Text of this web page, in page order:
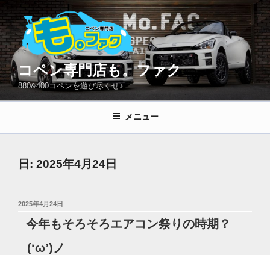
ン
テ
ン
ツ
へ
プ
コペン専門店も。ファク
880&400コペンを遊び尽くせ♪
メニュー
日: 2025年4月24日
投
日:
2025年4月24日
今年もそろそろエアコン祭りの時期？
(‘ω’)ノ